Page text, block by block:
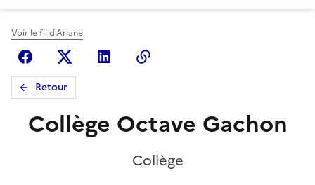
Voir le fil d'Ariane
FacebookX (anciennement Twitter)
Linkedin
Retour
Collège Octave Gachon
Collège